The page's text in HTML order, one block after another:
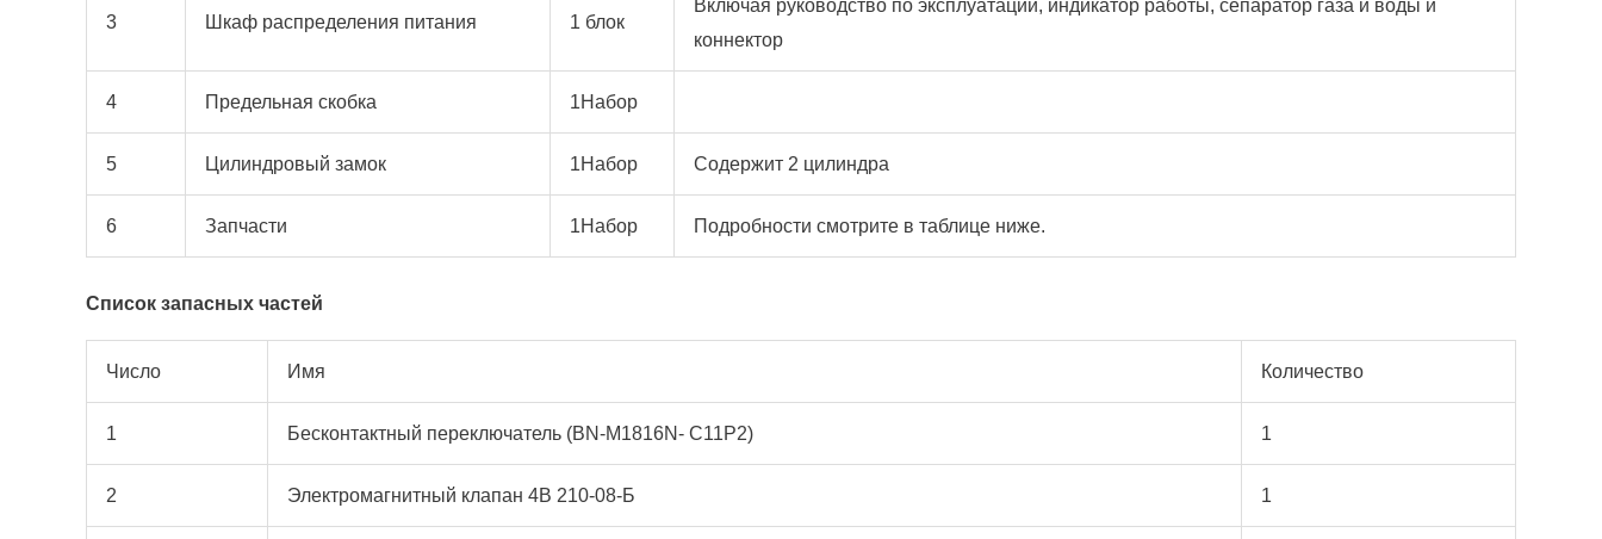
3 Шкаф распределения питания 1 блок
Включая руководство по эксплуатации, индикатор работы, сепаратор газа и воды и
коннектор
4 Предельная скобка 1Набор
5 Цилиндровый замок 1Набор Содержит 2 цилиндра
6 Запчасти 1Набор Подробности смотрите в таблице ниже.
Список запасных частей
Число Имя Количество
1 Бесконтактный переключатель (BN-M1816N- C11P2) 1
2 Электромагнитный клапан 4В 210-08-Б 1